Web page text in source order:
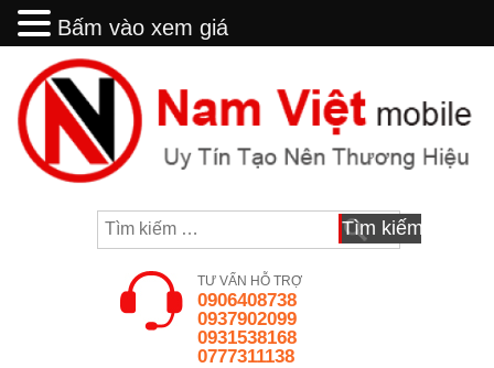
content
TƯ VẤN HỖ TRỢ
0906408738
0937902099
0931538168
0777311138
Bấm vào xem giá
Bấm vào xem giá